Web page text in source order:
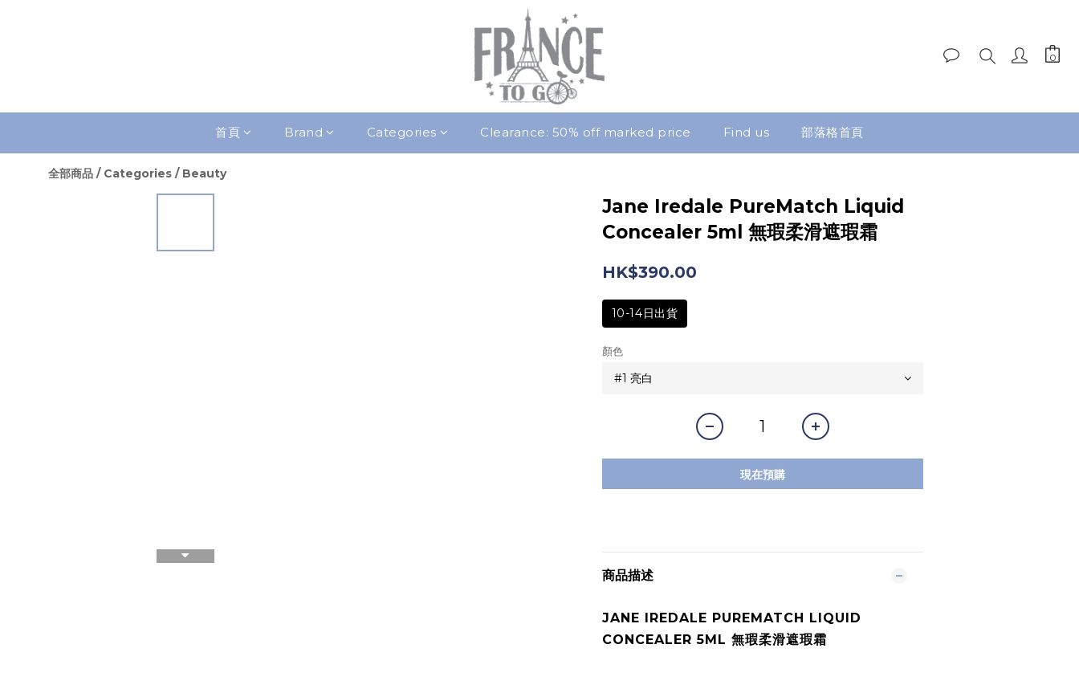
首頁 Brand Categories Clearance: 50% off marked price Find us 部落格首頁
全部商品 / Categories / Beauty
Jane Iredale PureMatch Liquid
Concealer 5ml 無瑕柔滑遮瑕霜
HK$390.00
10-14日出貨
顏色
現在預購
商品描述
JANE IREDALE PUREMATCH LIQUID
CONCEALER 5ML 無瑕柔滑遮瑕霜